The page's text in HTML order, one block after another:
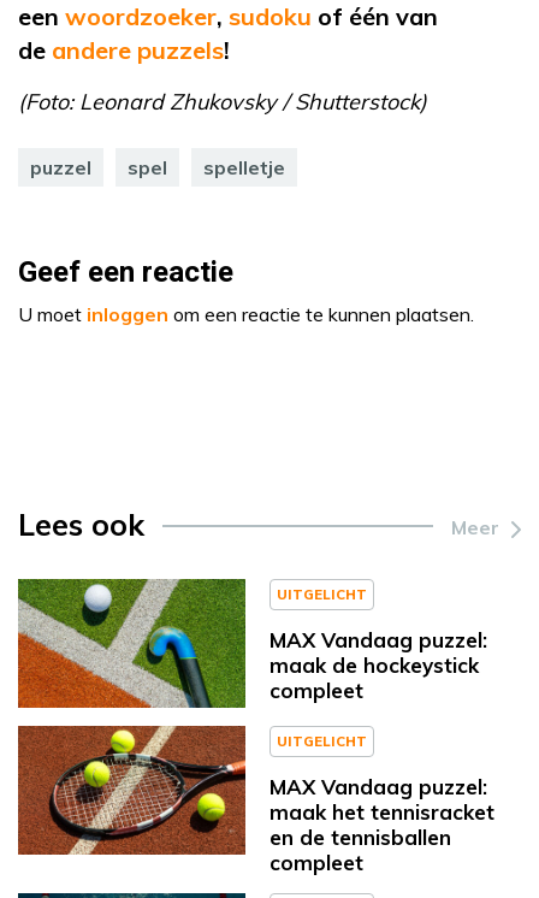
een woordzoeker, sudoku of één van
de andere puzzels!
(Foto: Leonard Zhukovsky / Shutterstock)
puzzel spel spelletje
Geef een reactie
U moet inloggen om een reactie te kunnen plaatsen.
Lees ook Meer
UITGELICHT
MAX Vandaag puzzel:
maak de hockeystick
compleet
UITGELICHT
MAX Vandaag puzzel:
maak het tennisracket
en de tennisballen
compleet